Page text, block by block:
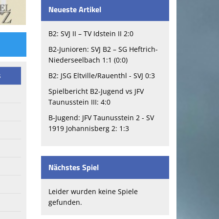
Neueste Artikel
B2: SVJ II – TV Idstein II 2:0
B2-Junioren: SVJ B2 – SG Heftrich-
Niederseelbach 1:1 (0:0)
B2: JSG Eltville/Rauenthl - SVJ 0:3
Spielbericht B2-Jugend vs JFV
Taunusstein III: 4:0
B-Jugend: JFV Taunusstein 2 - SV
1919 Johannisberg 2: 1:3
Nächstes Spiel
Leider wurden keine Spiele
gefunden.